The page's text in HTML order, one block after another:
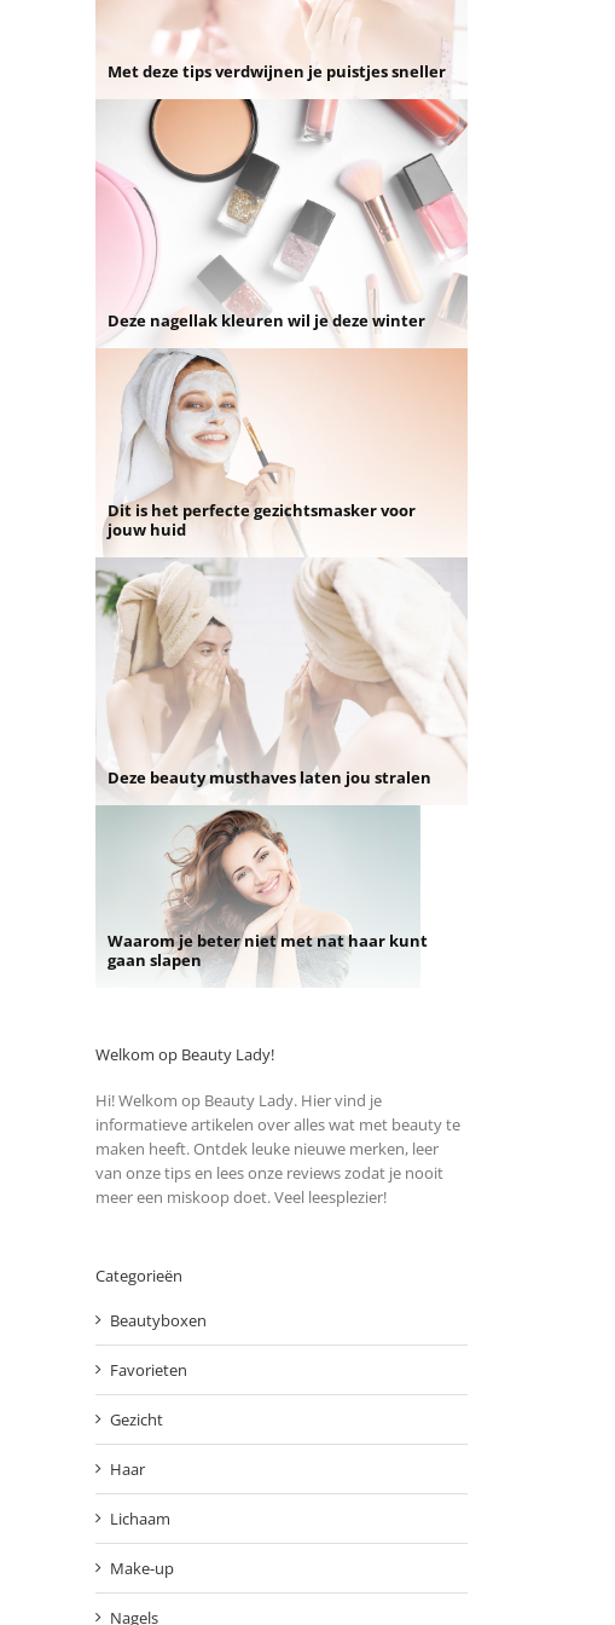
Met deze tips verdwijnen je puistjes sneller
Deze nagellak kleuren wil je deze winter
Dit is het perfecte gezichtsmasker voor
jouw huid
Deze beauty musthaves laten jou stralen
Waarom je beter niet met nat haar kunt
gaan slapen
Welkom op Beauty Lady!
Hi! Welkom op Beauty Lady. Hier vind je
informatieve artikelen over alles wat met beauty te
maken heeft. Ontdek leuke nieuwe merken, leer
van onze tips en lees onze reviews zodat je nooit
meer een miskoop doet. Veel leesplezier!
Categorieën
Beautyboxen
Favorieten
Gezicht
Haar
Lichaam
Make-up
Nagels